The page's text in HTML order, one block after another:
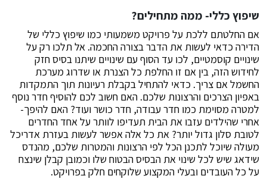
שיפוץ כללי- ממה מתחילים?
אם החלטתם ללכת על פרויקט משמעותי כמו שיפוץ כללי של
הדירה כדאי לעשות את הדבר בצורה החכמה. אל תלכו רק על
שינויים קוסמטיים, לכו עד הסוף עם שינויים שיתנו בסיס חזק
לחידוש הזה, בין אם זו החלפת כל הצנרת או שדרוג מערכת
החשמל אם צריך. כדאי להתחיל בקבלת רעיונות תוך התמקדות
באפיון הצרכים והרצונות שלכם. האם חשוב לכם להוסיף חדר נוסף
למטרה מסוימת כמו חדר עבודה, חדר כושר ועוד? האם להיפך-
אחרי שהילדים עזבו את הבית תעדיפו לוותר על אחד החדרים
לטובת סלון גדול יותר? את כל אלה אפשר לעשות בעזרת אדריכל
מעולה שיוכל לתכנן הכל לפי הרצונות והמטרות שלכם, מהנדס
שידאג שיש לכל שינוי את הבסיס הבטוח שלו וכמובן קבלן שינצח
על כל העובדים ובעלי המקצוע שלוקחים חלק בפרויקט.